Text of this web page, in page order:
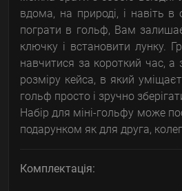
вдома, на природі, і навіть
пограти в гольф, Вам
ключку і встановити лунку.
навчитися за короткий час,
розміру кейса, в який
гольф просто і зручно
Набір для міні-гольфу може
подарунком як для друга,
Комплектація: